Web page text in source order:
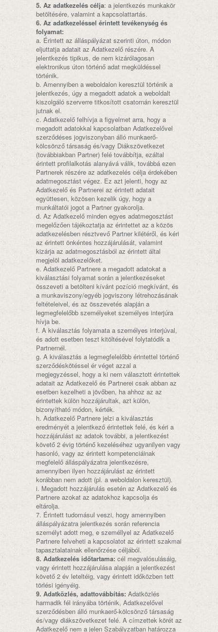
5. Az adatkezelés célja: a jelentkezés munkakör
betöltésére, valamint a kapcsolattartás.
6. Az adatkezeléssel érintett tevékenység és
folyamat:
a. Érintett az álláspályázat szerinti úton, módon
eljuttatja adatait az Adatkezelő részére. A
jelentkezés tipikus, de nem kizárólagosan
elektronikus úton történő adat megküldéssel
történik.
b. Amennyiben a weboldalon keresztül történik a
jelentkezés, úgy a megadott adatok a weboldalt
kiszolgáló szerverre titkosított csatornán keresztül
jutnak el.
c. Adatkezelő felhívja a figyelmet arra, hogy a
megadott adatokkal kapcsolatban Adatkezelővel
szerződéses jogviszonyban álló munkaerő-
kölcsönző társaság és/vagy Diákszövetkezet
(továbbiakban Partner) felé továbbítja, ezáltal
érintett profilalkotás alanyává válik, továbbá ezen
Partnerek részére az adatkezelés célja érdekében
adatmegosztást végez. Ez azt jelenti, hogy az
Adatkezelő és Partnerei az érintett adatait
együttesen, közösen kezelik úgy, hogy a
munkáltatói jogot a Partner gyakorolja.
d. Az Adatkezelő minden egyes adatmegosztást
megelőzően tájékoztatja az érintettet az a közös
adatkezelésben résztvevő Partner kilétéről, és kéri
az érintett önkéntes hozzájárulását, valamint
kizárja az adatmegosztásból az érintett által
megjelöl adatkezelőket.
e. Adatkezelő Partnere a megadott adatokat a
kiválasztási folyamat során a jelentkezéseket
összeveti a betölteni kívánt pozíció megkívánt, és
a munkaviszony/egyéb jogviszony létrehozásának
feltételeivel, és az összevetés alapján a
legmegfelelőbb személyeket személyes interjúra
hívja be.
f. A kiválasztás folyamata a személyes interjúval,
és adott esetben teszt kitöltésével folytatódik a
Partnernél.
g. A kiválasztás a legmegfelelőbb érintettel történő
szerződéskötéssel ér véget azzal a
megjegyzéssel, hogy a ki nem választott érintettek
adatait az Adatkezelő és Partnerei csak abban az
esetben kezelheti a jövőben, ha ahhoz az az
érintettek külön hozzájárultak, azt külön,
bizonyítható módon, kérték.
h. Adatkezelő Partnere jelzi a kiválasztás
eredményét a jelentkező érintettek felé, és kéri a
hozzájárulást az adatok további, a jelentkezést
követő 2 évig történő kezeléséhez ugyanilyen vagy
hasonló, vagy az érintett kompetenciáinak
megfelelő álláspályázatra jelentkezésre,
amennyiben ilyen hozzájárulást az érintett
korábban nem adott (pl. a weboldalon keresztül).
i. Megadott hozzájárulás esetén az Adatkezelő és
Partnere azokat az adatokhoz kapcsolja és
eltárolja.
7. Érintett tudomásul veszi, hogy amennyiben
álláspályázatra jelentkezés során referencia
személyt adott meg, e személlyel az Adatkezelő
Partnere felveheti a kapcsolatot az érintett szakmai
tapasztalatainak ellenőrzése céljából.
8. Adatkezelés időtartama: cél megvalósulásáig,
vagy érintett hozzájárulása alapján a jelentkezést
követő 2 év leteltéig, vagy érintett időközben tett
törlési igényéig.
9. Adatközlés, adattovábbítás: Adatközlés
harmadik fél irányába történik, Adatkezelővel
szerződésben álló munkaerő-kölcsönző társaság
és/vagy diákszövetkezet felé. A címzettek körét az
Adatkezelő nem a jelen Szabályzatban határozza